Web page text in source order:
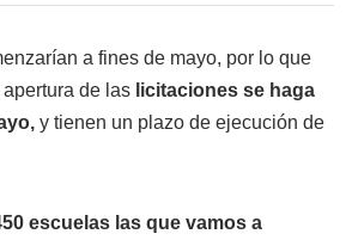
a fines de mayo, por lo que
de las licitaciones se haga
y tienen un plazo de ejecución de
escuelas las que vamos a